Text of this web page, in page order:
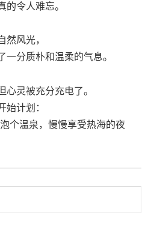
的令人难忘。
然风光，
一分质朴和温柔的气息。
心灵被充分充电了。
始计划：
个温泉，慢慢享受热海的夜